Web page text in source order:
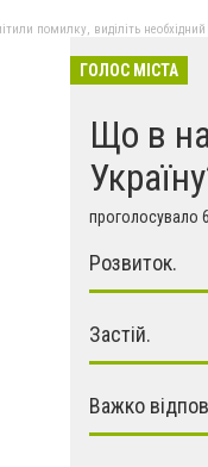
помилку, виділіть
ГОЛОС МІСТА
Що в
проголосувало
Розвиток.
Застій.
Важко